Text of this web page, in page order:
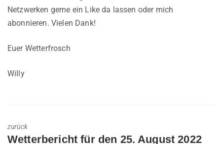
Netzwerken gerne ein Like da lassen oder mich
abonnieren. Vielen Dank!
Euer Wetterfrosch
Willy
zurück
Previous
Wetterbericht für den 25. August 2022